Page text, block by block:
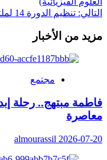
التالي: تنظيم الدورة 14 لملتقى “شاعر دكالة” بالجديدة
مزيد من الأخبار
مجتمع
فاطمة مبتهج.. رحلة
معاصرة
almourassil 2026-07-20